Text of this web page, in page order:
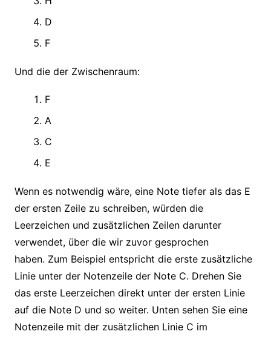
D
F
Und die der Zwischenraum:
F
A
C
E
Wenn es notwendig wäre, eine Note tiefer als das E
der ersten Zeile zu schreiben, würden die
Leerzeichen und zusätzlichen Zeilen darunter
verwendet, über die wir zuvor gesprochen
haben. Zum Beispiel entspricht die erste zusätzliche
Linie unter der Notenzeile der Note C. Drehen Sie
das erste Leerzeichen direkt unter der ersten Linie
auf die Note D und so weiter. Unten sehen Sie eine
Notenzeile mit der zusätzlichen Linie C im